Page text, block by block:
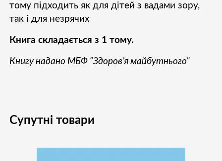
тому підходить як для дітей з вадами зору,
так і для незрячих
Книга складається з 1 тому.
Книгу надано МБФ “Здоров’я майбутнього”
Супутні товари